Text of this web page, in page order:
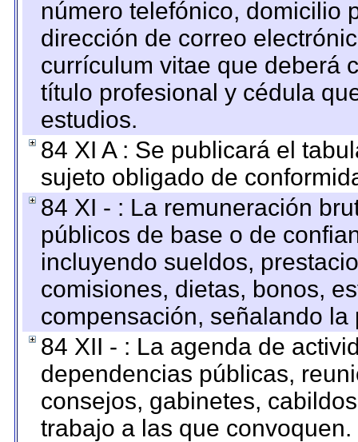
número telefónico, domicilio
dirección de correo
currículum vitae que deberá
título profesional y cédula
estudios.
84 XI A : Se publicará el
sujeto obligado de
84 XI - : La remuneración
públicos de base o de
incluyendo sueldos,
comisiones, dietas, bonos,
compensación, señalando
84 XII - : La agenda de
dependencias públicas,
consejos, gabinetes,
trabajo a las que convoquen.